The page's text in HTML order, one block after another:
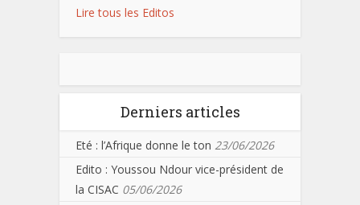
Lire tous les Editos
Derniers articles
Eté : l’Afrique donne le ton 23/06/2026
Edito : Youssou Ndour vice-président de
la CISAC 05/06/2026